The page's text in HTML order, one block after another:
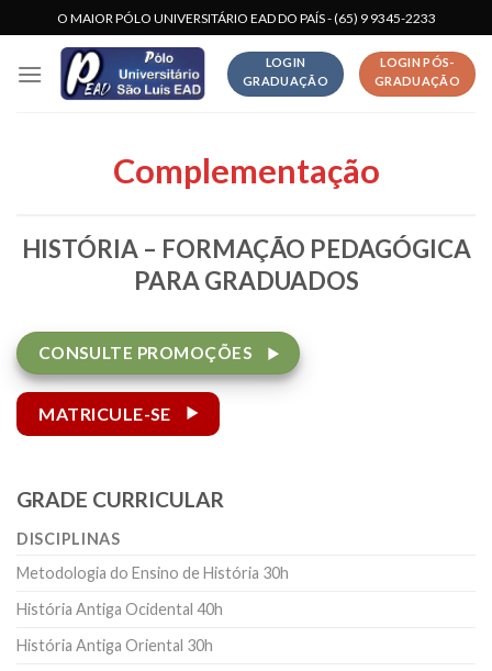
to
content
O MAIOR PÓLO UNIVERSITÁRIO EAD DO PAÍS - (65) 9 9345-2233
LOGIN
GRADUAÇÃO
LOGIN PÓS-
GRADUAÇÃO
Complementação
HISTÓRIA – FORMAÇÃO PEDAGÓGICA
PARA GRADUADOS
CONSULTE PROMOÇÕES
MATRICULE-SE
GRADE CURRICULAR
DISCIPLINAS
Metodologia do Ensino de História 30h
História Antiga Ocidental 40h
História Antiga Oriental 30h